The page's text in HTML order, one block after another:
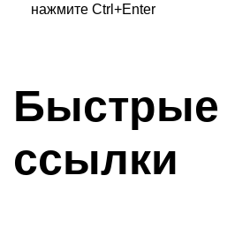
нажмите Ctrl+Enter
Быстрые
ссылки